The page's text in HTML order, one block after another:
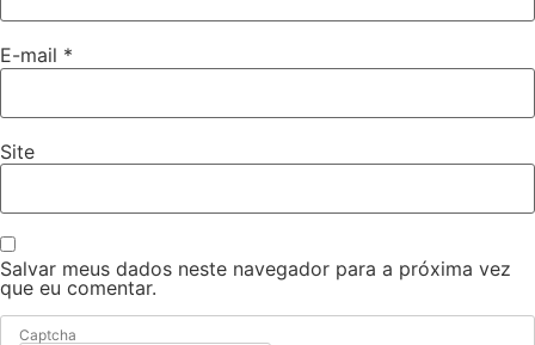
E-mail *
Site
Salvar meus dados neste navegador para a próxima vez
que eu comentar.
Captcha